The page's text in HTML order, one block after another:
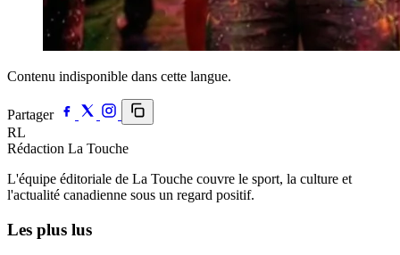
Contenu indisponible dans cette langue.
Partager
RL
Rédaction La Touche
L'équipe éditoriale de La Touche couvre le sport, la culture et
l'actualité canadienne sous un regard positif.
Les plus lus